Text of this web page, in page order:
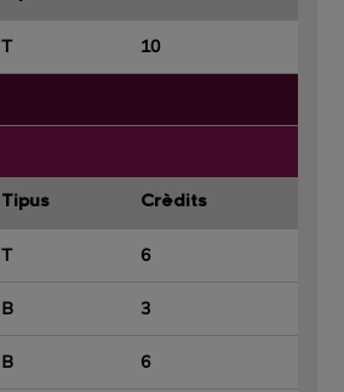
T 10
Tipus Crèdits
T 6
B 3
B 6